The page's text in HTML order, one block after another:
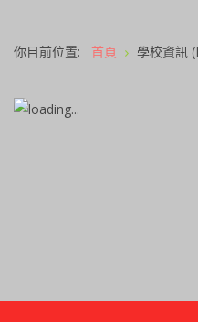
你目前位置: 首頁 學校資訊